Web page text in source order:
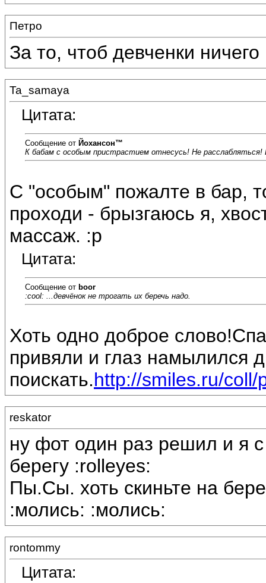
Петро
За то, чтоб девченки
Ta_samaya
Цитата:
Сообщение от Йохансон™
К бабам с особым пристрастием отнесусь! Не расслабляться!
С "особым" пожалте в бар,
проходи - брызгаюсь я,
массаж. :p
Цитата:
Сообщение от boor
:cool: ...девчёнок не трогать их беречь надо.
Хоть одно доброе
привяли и глаз намылился
поискать.http://smiles.ru/coll/
reskator
ну фот один раз решил и я
берегу :rolleyes:
Пы.Сы. хоть скиньте на
:молись: :молись:
rontommy
Цитата: